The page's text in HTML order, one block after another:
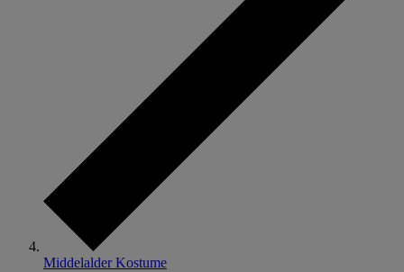
Middelalder Kostume